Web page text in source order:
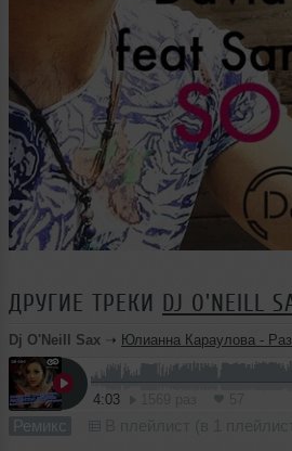
ДРУГИЕ ТРЕКИ DJ O'NEILL
Dj O'Neill Sax ➝ Юлианна Караулова - Разбитая любовь (Dj O'Neill Sax & Dj
4:03
Ремикс